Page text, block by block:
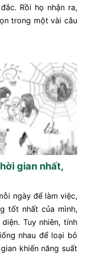
Rồi họ nhận ra,
trong một vài câu
gian nhất,
ngày để làm việc,
tốt nhất của mình,
Tuy nhiên, tính
nhau để loại bỏ
khiến năng suất